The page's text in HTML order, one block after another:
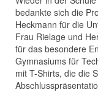
bedankte sich die
Heckmann für die
Frau Rielage und
für das besondere
Gymnasiums für
mit T-Shirts, die die